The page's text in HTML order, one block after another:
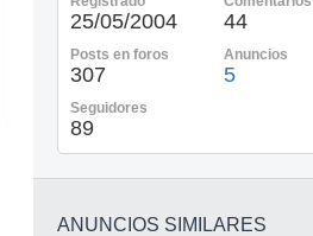
25/05/2004 44
Posts en foros
307
Anuncios
5
Seguidores
89
ANUNCIOS SIMILARES